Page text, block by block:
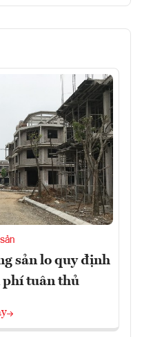
sản lo quy định
phí tuân thủ